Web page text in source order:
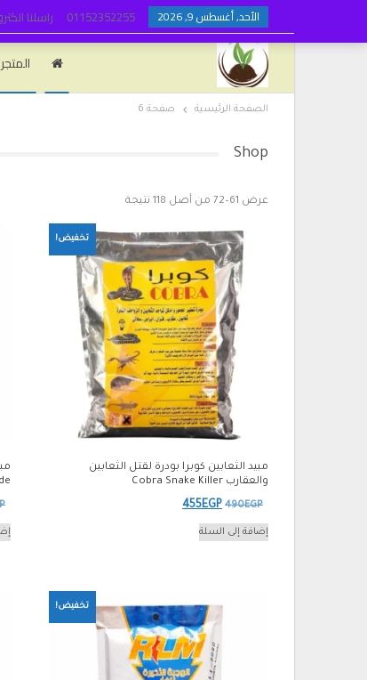
الأحد, أغسطس 9, 2026 01152352255 راسلنا
المتجر
الصفحة الرئيسية صفحة 6
Shop
عرض 61–72 من أصل 118 نتيجة
تخفيض!
مبيد الثعابين كوبرا بودرة لقتل الثعابين
والعقارب Cobra Snake Killer
490EGP
السعر
الأصلي
455EGP
السعر
إضافة إلى السلة
تخفيض!